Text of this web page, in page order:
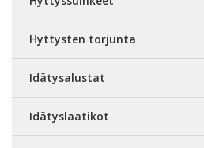
Hyttysten torjunta
Idätysalustat
Idätyslaatikot